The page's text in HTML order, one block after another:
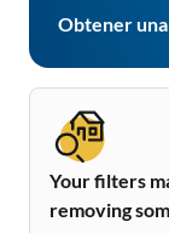
Obtener
Your filters
removing